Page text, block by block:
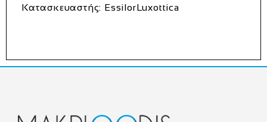
Κατασκευαστής: EssilorLuxottica